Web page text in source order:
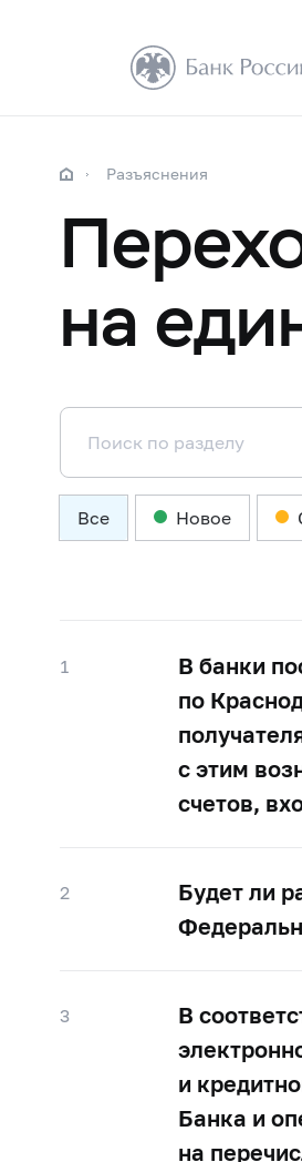
Разъяснения
на
Все Новое
1
В банки
по
с этим
счетов,
2
Будет ли
3 В
и
Банка и
на